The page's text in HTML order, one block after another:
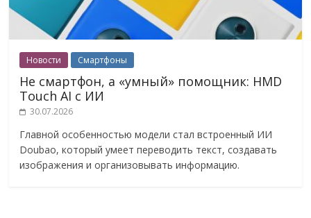
Новости Смартфоны
Не смартфон, а «умный» помощник: HMD
Touch AI с ИИ
30.07.2026
Главной особенностью модели стал встроенный ИИ
Doubao, который умеет переводить текст, создавать
изображения и организовывать информацию.